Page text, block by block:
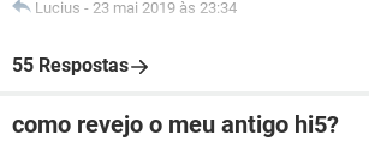
Lucius - 23 mai 2019 às 23:34
55 Respostas
como revejo o meu antigo hi5?